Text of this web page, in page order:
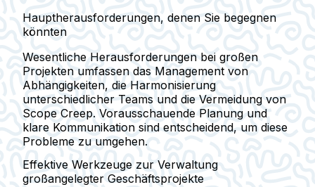
Hauptherausforderungen, denen Sie begegnen
könnten
Wesentliche Herausforderungen bei großen
Projekten umfassen das Management von
Abhängigkeiten, die Harmonisierung
unterschiedlicher Teams und die Vermeidung von
Scope Creep. Vorausschauende Planung und
klare Kommunikation sind entscheidend, um diese
Probleme zu umgehen.
Effektive Werkzeuge zur Verwaltung
großangelegter Geschäftsprojekte